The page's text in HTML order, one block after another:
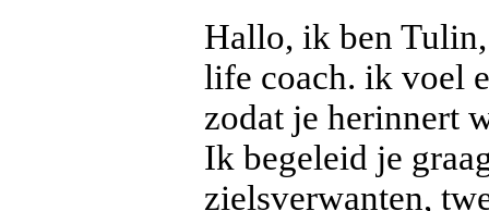
Hallo, ik ben
life coach. ik voel
zodat je herinnert
Ik begeleid je
zielsverwanten,